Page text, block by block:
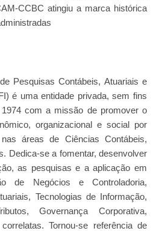
CCBC atingiu a marca histórica
Pesquisas Contábeis, Atuariais e
é uma entidade privada, sem fins
com a missão de promover o
organizacional e social por
áreas de Ciências Contábeis,
Dedica-se a fomentar, desenvolver
as pesquisas e a aplicação em
de Negócios e Controladoria,
Tecnologias de Informação,
Governança Corporativa,
Tornou-se referência de